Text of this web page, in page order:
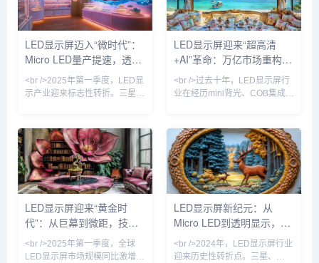
资源、工具、教程和资讯，
帮助网站管理员、营销人员
等提升网站的搜索引擎排
名，优化流量获取方式。
SEO站长工具 主要功能和服
全面的新闻资讯和多元化的
互联网服务，涵盖了包括国
际国内新闻、财经资讯、娱
乐八卦、体育赛事、健康生
活等多个领域。通过创新
LED显示屏迈入“微时代”：
Micro LED量产提速，透明
屏与虚拟拍摄引爆新场景
<br />2025年第一季度，LED显
示产业迎来标志性转折。三星、
片良率突破99.99%，巨量转移
效率提升至每小时200万颗。这
意味着困扰行业十年的“成本悬
崖”开始松动——以P0.4以下间
距产品为例，单位面积造价较去
年同期下降37%，首次低于同规
格OLED商用拼接屏。行业分析
师指出，Micro LED不再是“概念
LED显示屏迎来“超高清
+AI”革命：万亿市场重构进
行时
<br />过去十年，LED显示屏行
业在经历mini背光、COB集成封
星、索尼与国内京东方、利亚德
相继宣布Micro LED芯片良率突
破99.99%，像素点间距进入
P0.3以下微米级时代。这意味
着，LED显示屏首次能在保持无
缝拼接优势的同时，实现堪比
OLED的对比度与色彩表现，且
功耗降低40%以上。行业分析师
LED显示屏迎来“黄金时
代”：从巨幕到微距，技术
革命重塑视觉产业
<br />2025年第一季度，全球
LED显示屏市场规模同比激增
LED显示屏新纪元：从
Micro LED到透明显示，
2024年技术革命如何重塑
视觉产业
<br />2024年，LED显示屏行业
迎来历史性转折点。三星、